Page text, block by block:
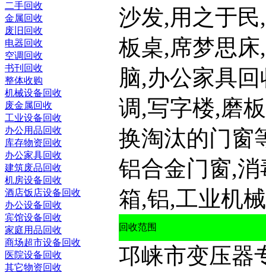
二手回收
金属回收
废旧回收
电器回收
空调回收
书刊回收
整体收购
机械设备回收
废金属回收
工业设备回收
办公用品回收
库存物资回收
办公家具回收
建筑废品回收
机房设备回收
酒店饭店设备回收
办公设备回收
宾馆设备回收
家庭用品回收
商场超市设备回收
医院设备回收
其它物资回收
沙发,用之于
板桌,席梦思
脑,办公家具
调,写字楼,磨
换淘汰的门窗
铝合金门窗,
箱,铝,工业机
回收范围
邛崃市变压器